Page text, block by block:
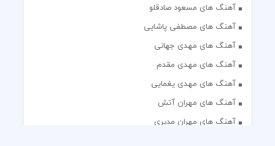
آهنگ های مسعود صادقلو
آهنگ های مصطفی پاشایی
آهنگ های مهدی جهانی
آهنگ های مهدی مقدم
آهنگ های مهدی یغمایی
آهنگ های مهران آتش
آهنگ های مهران مدیری